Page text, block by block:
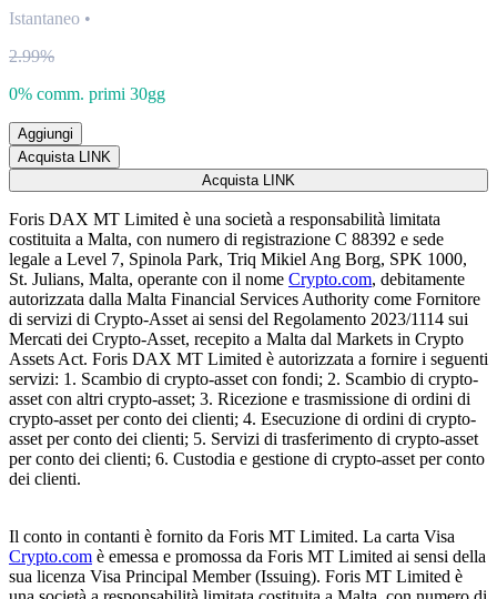
Istantaneo •
2.99%
0% comm. primi 30gg
Aggiungi
Acquista LINK
Acquista LINK
Foris DAX MT Limited è una società a responsabilità limitata
costituita a Malta, con numero di registrazione C 88392 e sede
legale a Level 7, Spinola Park, Triq Mikiel Ang Borg, SPK 1000,
St. Julians, Malta, operante con il nome Crypto.com, debitamente
autorizzata dalla Malta Financial Services Authority come Fornitore
di servizi di Crypto-Asset ai sensi del Regolamento 2023/1114 sui
Mercati dei Crypto-Asset, recepito a Malta dal Markets in Crypto
Assets Act. Foris DAX MT Limited è autorizzata a fornire i seguenti
servizi: 1. Scambio di crypto-asset con fondi; 2. Scambio di crypto-
asset con altri crypto-asset; 3. Ricezione e trasmissione di ordini di
crypto-asset per conto dei clienti; 4. Esecuzione di ordini di crypto-
asset per conto dei clienti; 5. Servizi di trasferimento di crypto-asset
per conto dei clienti; 6. Custodia e gestione di crypto-asset per conto
dei clienti.
Il conto in contanti è fornito da Foris MT Limited. La carta Visa
Crypto.com è emessa e promossa da Foris MT Limited ai sensi della
sua licenza Visa Principal Member (Issuing). Foris MT Limited è